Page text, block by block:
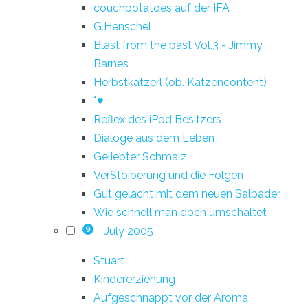
couchpotatoes auf der IFA
G.Henschel
Blast from the past Vol.3 - Jimmy
Barnes
Herbstkatzerl (ob. Katzencontent)
*♥
Reflex des iPod Besitzers
Dialoge aus dem Leben
Geliebter Schmalz
VerStoiberung und die Folgen
Gut gelacht mit dem neuen Salbader
Wie schnell man doch umschaltet
9 July 2005
Stuart
Kindererziehung
Aufgeschnappt vor der Aroma